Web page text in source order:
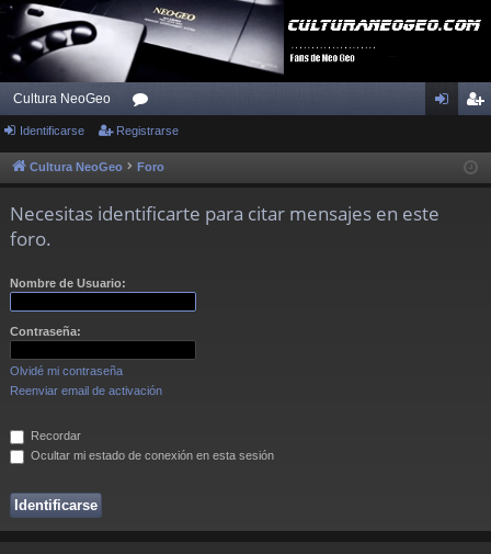
Cultura NeoGeo
or
os ist
Identificarse Registrarse
Cultura NeoGeo Foro
Necesitas identificarte para citar mensajes en este
foro.
Nombre de Usuario:
Contraseña:
Olvidé mi contraseña
Reenviar email de activación
Recordar
Ocultar mi estado de conexión en esta sesión